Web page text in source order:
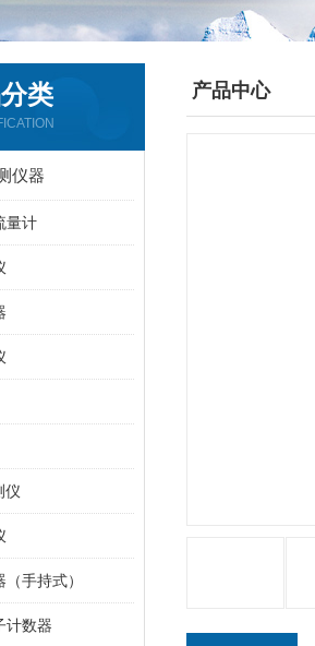
类
仪器
量计
仪
手持式）
计数器
产品中心